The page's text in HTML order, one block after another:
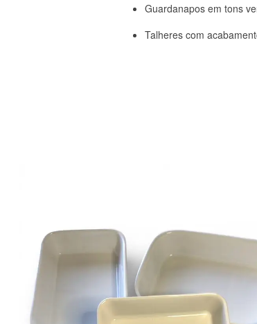
Guardanapos em tons
Talheres com